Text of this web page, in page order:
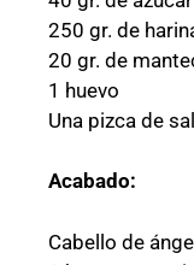
250 gr. de
20 gr. de
1 huevo
Una pizca de sal
Acabado:
Cabello de